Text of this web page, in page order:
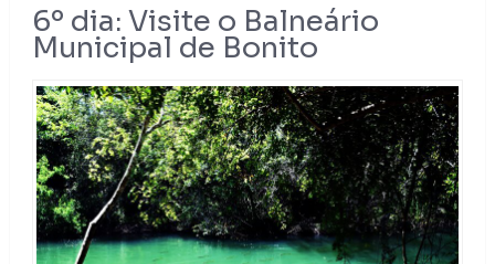
6º dia: Visite o Balneário
Municipal de Bonito